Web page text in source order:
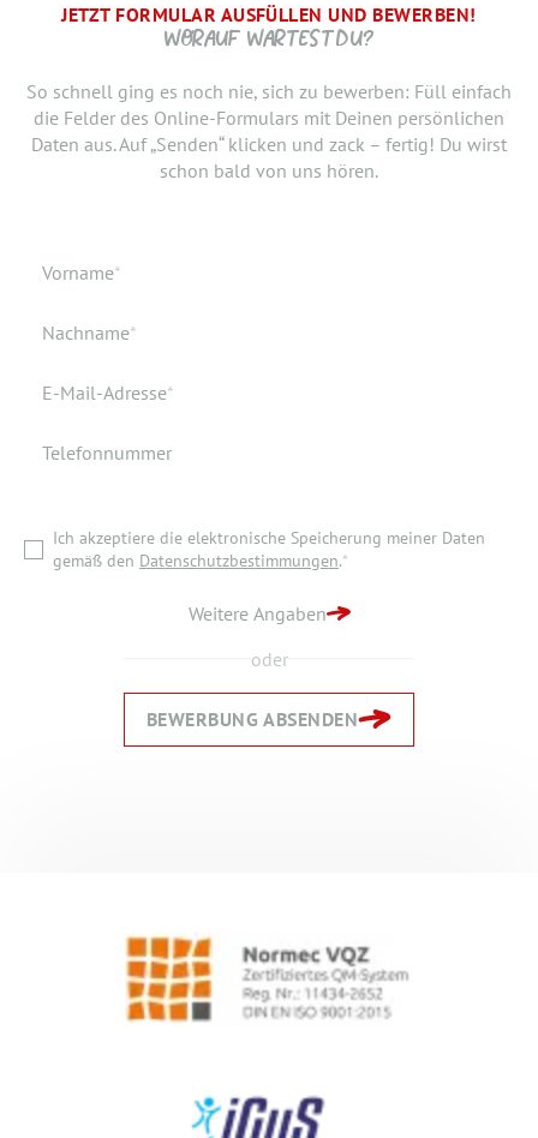
JETZT FORMULAR AUSFÜLLEN UND BEWERBEN!
WORAUF WARTEST DU?
So schnell ging es noch nie, sich zu bewerben: Füll einfach
die Felder des Online-Formulars mit Deinen persönlichen
Daten aus. Auf „Senden“ klicken und zack – fertig! Du wirst
schon bald von uns hören.
Pflichtfeld
Vorname*
Pflichtfeld
Nachname*
Pflichtfeld
E-Mail-Adresse*
Telefonnummer
Ich akzeptiere die elektronische Speicherung meiner Daten
gemäß den Datenschutzbestimmungen.*
Weitere Angaben
oder
BEWERBUNG ABSENDEN
BRAUCHEN WIR NOCH ...
SCHRITT.
bist, den neuen Job anzutreten. Du möchtest Deiner
Bewerbung doch noch einen Lebenslauf oder ein anderes
Dokument hinzufügen? Hier kannst Du es hochladen.
Verfügbar ab
Dokumente
Ich akzeptiere die elektronische Speicherung meiner Daten
DANKE, WIR FREUEN UNS AUF DICH UND MELDEN UNS
ZURÜCK ZUR STARTSEITE